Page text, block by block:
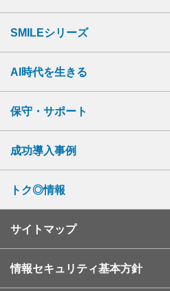
SMILEシリーズ
AI時代を生きる
保守・サポート
成功導入事例
トク◎情報
サイトマップ
情報セキュリティ基本方針